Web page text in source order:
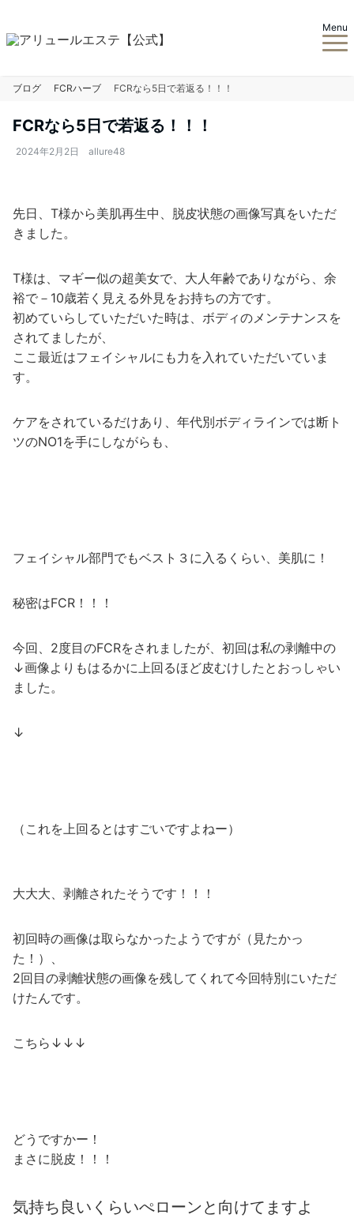
Menu
ブログ FCRハーブ FCRなら5日で若返る！！！
FCRなら5日で若返る！！！
2024年2月2日 allure48
先日、T様から美肌再生中、脱皮状態の画像写真をいただ
きました。
T様は、マギー似の超美女で、大人年齢でありながら、余
裕で－10歳若く見える外見をお持ちの方です。
初めていらしていただいた時は、ボディのメンテナンスを
されてましたが、
ここ最近はフェイシャルにも力を入れていただいていま
す。
ケアをされているだけあり、年代別ボディラインでは断ト
ツのNO1を手にしながらも、
フェイシャル部門でもベスト３に入るくらい、美肌に！
秘密はFCR！！！
今回、2度目のFCRをされましたが、初回は私の剥離中の
↓画像よりもはるかに上回るほど皮むけしたとおっしゃい
ました。
↓
（これを上回るとはすごいですよねー）
大大大、剥離されたそうです！！！
初回時の画像は取らなかったようですが（見たかっ
た！）、
2回目の剥離状態の画像を残してくれて今回特別にいただ
けたんです。
こちら↓↓↓
どうですかー！
まさに脱皮！！！
気持ち良いくらいぺローンと向けてますよ